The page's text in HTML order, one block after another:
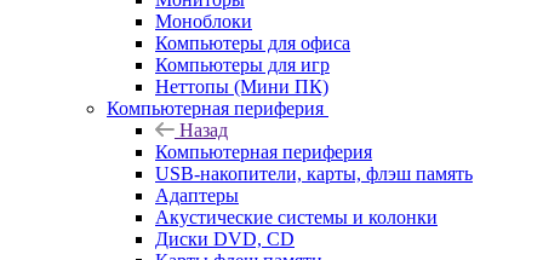
Моноблоки
Компьютеры для офиса
Компьютеры для игр
Неттопы (Мини ПК)
Компьютерная периферия
Назад
Компьютерная периферия
USB-накопители, карты, флэш память
Адаптеры
Акустические системы и колонки
Диски DVD, CD